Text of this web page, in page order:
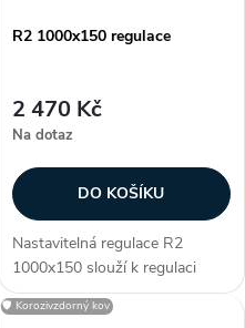
R2 1000x150 regulace
2 470 Kč
Na dotaz
DO KOŠÍKU
Nastavitelná regulace R2
1000x150 slouží k regulaci
průtoku vzduchu. Regulace je
určena pro
🛡️ Korozivzdorný kov